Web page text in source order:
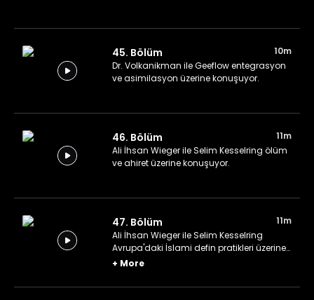
45. Bölüm
10m
Dr. Volkanikman ile Geeflow entegrasyon
ve asimilasyon üzerine konuşuyor.
46. Bölüm
11m
Ali İhsan Wieger ile Selim Kesselring ölüm
ve ahiret üzerine konuşuyor.
47. Bölüm
11m
Ali İhsan Wieger ile Selim Kesselring
Avrupa'daki İslami defin pratikleri üzerine
konuşuyor.
+ More